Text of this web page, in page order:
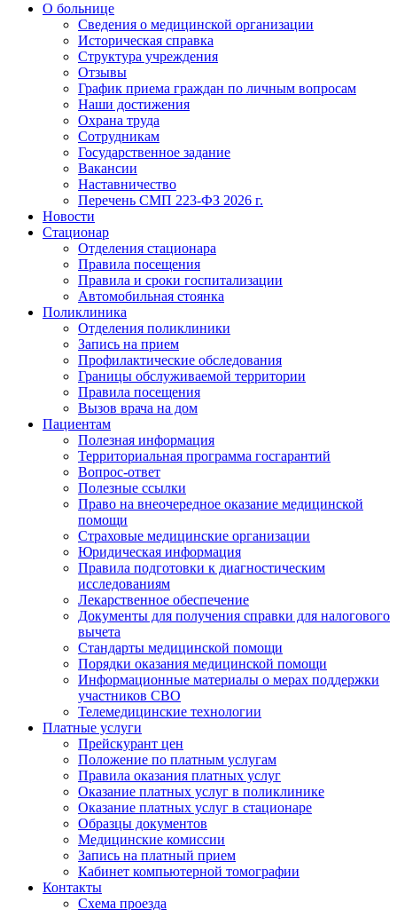
О больнице
Сведения о медицинской организации
Историческая справка
Структура учреждения
Отзывы
График приема граждан по личным вопросам
Наши достижения
Охрана труда
Сотрудникам
Государственное задание
Вакансии
Наставничество
Перечень СМП 223-ФЗ 2026 г.
Новости
Стационар
Отделения стационара
Правила посещения
Правила и сроки госпитализации
Автомобильная стоянка
Поликлиника
Отделения поликлиники
Запись на прием
Профилактические обследования
Границы обслуживаемой территории
Правила посещения
Вызов врача на дом
Пациентам
Полезная информация
Территориальная программа госгарантий
Вопрос-ответ
Полезные ссылки
Право на внеочередное оказание медицинской
помощи
Страховые медицинские организации
Юридическая информация
Правила подготовки к диагностическим
исследованиям
Лекарственное обеспечение
Документы для получения справки для налогового
вычета
Стандарты медицинской помощи
Порядки оказания медицинской помощи
Информационные материалы о мерах поддержки
участников СВО
Телемедицинские технологии
Платные услуги
Прейскурант цен
Положение по платным услугам
Правила оказания платных услуг
Оказание платных услуг в поликлинике
Оказание платных услуг в стационаре
Образцы документов
Медицинские комиссии
Запись на платный прием
Кабинет компьютерной томографии
Контакты
Схема проезда